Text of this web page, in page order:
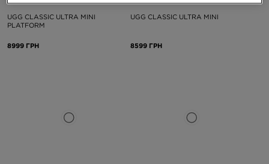
UGG CLASSIC ULTRA MINI
PLATFORM
8999 ГРН
UGG CLASSIC ULTRA MINI
8599 ГРН